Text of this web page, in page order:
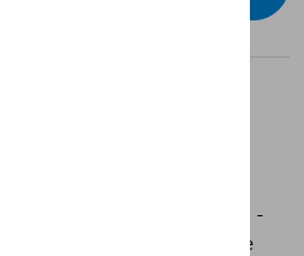
d’origine Volkswagen
hayon d’origine Volkswagen -
- Look chromé élégant - Se